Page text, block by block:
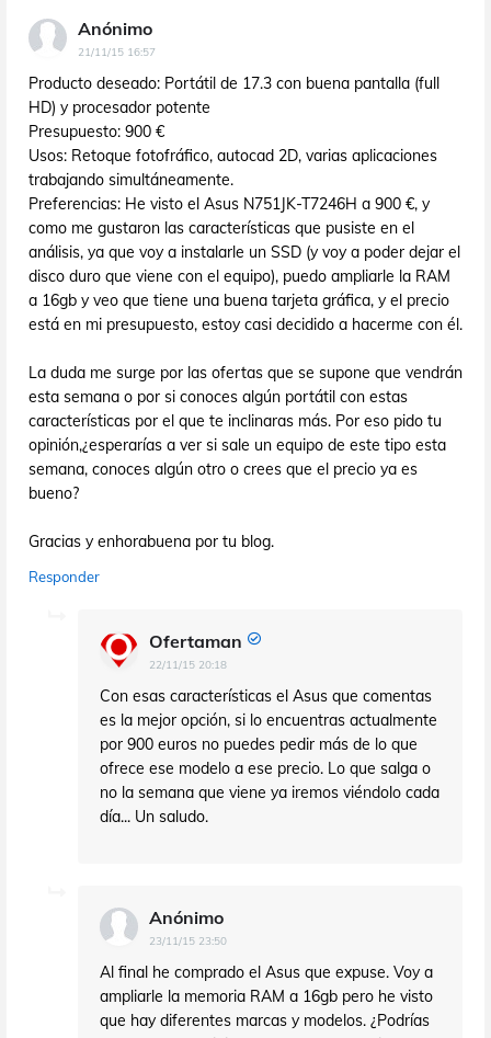
Anónimo
21/11/15 16:57
Producto deseado: Portátil de 17.3 con buena pantalla (full
HD) y procesador potente
Presupuesto: 900 €
Usos: Retoque fotofráfico, autocad 2D, varias aplicaciones
trabajando simultáneamente.
Preferencias: He visto el Asus N751JK-T7246H a 900 €, y
como me gustaron las características que pusiste en el
análisis, ya que voy a instalarle un SSD (y voy a poder dejar el
disco duro que viene con el equipo), puedo ampliarle la RAM
a 16gb y veo que tiene una buena tarjeta gráfica, y el precio
está en mi presupuesto, estoy casi decidido a hacerme con él.
La duda me surge por las ofertas que se supone que vendrán
esta semana o por si conoces algún portátil con estas
características por el que te inclinaras más. Por eso pido tu
opinión,¿esperarías a ver si sale un equipo de este tipo esta
semana, conoces algún otro o crees que el precio ya es
bueno?
Gracias y enhorabuena por tu blog.
Responder
Ofertaman
22/11/15 20:18
Con esas características el Asus que comentas
es la mejor opción, si lo encuentras actualmente
por 900 euros no puedes pedir más de lo que
ofrece ese modelo a ese precio. Lo que salga o
no la semana que viene ya iremos viéndolo cada
día... Un saludo.
Anónimo
23/11/15 23:50
Al final he comprado el Asus que expuse. Voy a
ampliarle la memoria RAM a 16gb pero he visto
que hay diferentes marcas y modelos. ¿Podrías